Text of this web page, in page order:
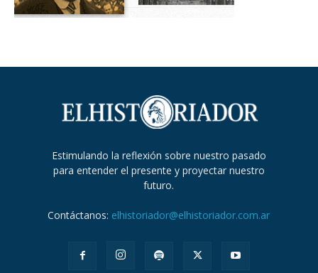
Estimulando la reflexión sobre nuestro pasado
para entender el presente y proyectar nuestro
futuro.
Contáctanos: elhistoriador@elhistoriador.com.ar